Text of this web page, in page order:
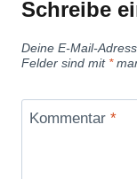
Schreibe
Deine E-Mail-
Felder sind mit *
Kommentar *